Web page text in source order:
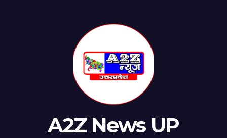
A2Z News UP